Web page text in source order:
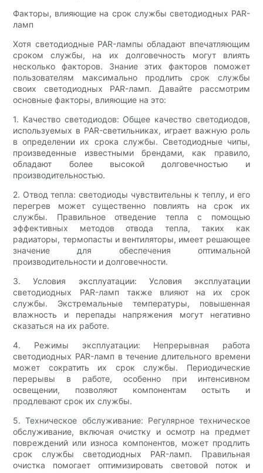
Факторы, влияющие на срок службы светодиодных PAR-
ламп
Хотя светодиодные PAR-лампы обладают впечатляющим
сроком службы, на их долговечность могут влиять
несколько факторов. Знание этих факторов поможет
пользователям максимально продлить срок службы
своих светодиодных PAR-ламп. Давайте рассмотрим
основные факторы, влияющие на это:
1. Качество светодиодов: Общее качество светодиодов,
используемых в PAR-светильниках, играет важную роль
в определении их срока службы. Светодиодные чипы,
произведенные известными брендами, как правило,
обладают более высокой долговечностью и
производительностью.
2. Отвод тепла: светодиоды чувствительны к теплу, и его
перегрев может существенно повлиять на срок их
службы. Правильное отведение тепла с помощью
эффективных методов отвода тепла, таких как
радиаторы, термопасты и вентиляторы, имеет решающее
значение для обеспечения оптимальной
производительности и долговечности.
3. Условия эксплуатации: Условия эксплуатации
светодиодных PAR-ламп также влияют на их срок
службы. Экстремальные температуры, повышенная
влажность и перепады напряжения могут негативно
сказаться на их работе.
4. Режимы эксплуатации: Непрерывная работа
светодиодных PAR-ламп в течение длительного времени
может сократить их срок службы. Периодические
перерывы в работе, особенно при интенсивном
освещении, позволяют компонентам остыть и
продлевают срок их службы.
5. Техническое обслуживание: Регулярное техническое
обслуживание, включая очистку и осмотр на предмет
повреждений или износа компонентов, может продлить
срок службы светодиодных PAR-ламп. Правильная
очистка помогает оптимизировать световой поток и